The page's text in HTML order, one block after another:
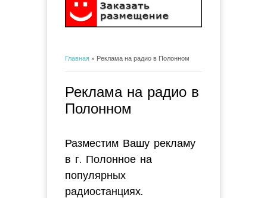
Главная » Реклама на радио в Полонном
Реклама на радио в
Полонном
Разместим Вашу рекламу
в г. Полонное на
популярных
радиостанциях.